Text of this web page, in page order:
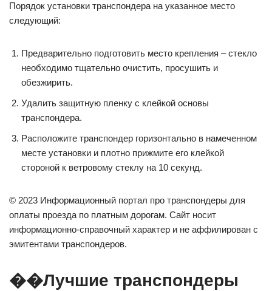
Порядок установки транспондера на указанное место
следующий:
Предварительно подготовить место крепления – стекло
необходимо тщательно очистить, просушить и
обезжирить.
Удалить защитную пленку с клейкой основы
транспондера.
Расположите транспондер горизонтально в намеченном
месте установки и плотно прижмите его клейкой
стороной к ветровому стеклу на 10 секунд.
© 2023 Информационный портал про транспондеры для
оплаты проезда по платным дорогам. Сайт носит
информационно-справочный характер и не аффилирован с
эмитентами транспондеров.
��Лучшие транспондеры